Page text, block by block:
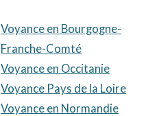
Voyance en Bourgogne-
Franche-Comté
Voyance en Occitanie
Voyance Pays de la Loire
Voyance en Normandie